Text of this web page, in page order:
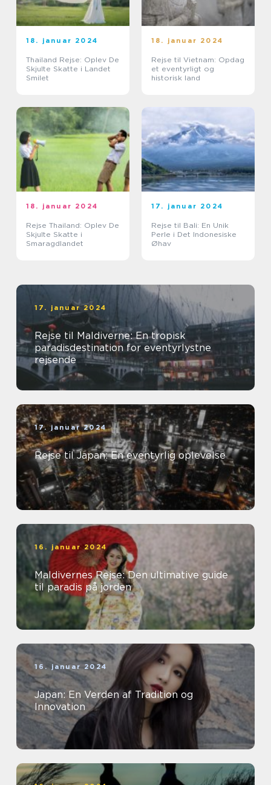
18. januar 2024
Thailand Rejse: Oplev De
Skjulte Skatte i Landet
Smilet
18. januar 2024
Rejse til Vietnam: Opdag
et eventyrligt og
historisk land
18. januar 2024
Rejse Thailand: Oplev De
Skjulte Skatte i
Smaragdlandet
17. januar 2024
Rejse til Bali: En Unik
Perle i Det Indonesiske
Øhav
17. januar 2024
Rejse til Maldiverne: En tropisk
paradisdestination for eventyrlystne
rejsende
17. januar 2024
Rejse til Japan: En eventyrlig oplevelse
16. januar 2024
Maldivernes Rejse: Den ultimative guide
til paradis på jorden
16. januar 2024
Japan: En Verden af Tradition og
Innovation